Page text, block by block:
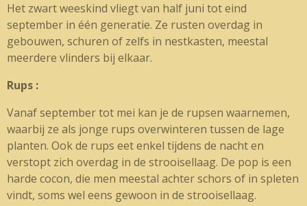
Het zwart weeskind vliegt van half juni tot eind
september in één generatie. Ze rusten overdag in
gebouwen, schuren of zelfs in nestkasten, meestal
meerdere vlinders bij elkaar.
Rups :
Vanaf september tot mei kan je de rupsen waarnemen,
waarbij ze als jonge rups overwinteren tussen de lage
planten. Ook de rups eet enkel tijdens de nacht en
verstopt zich overdag in de strooisellaag. De pop is een
harde cocon, die men meestal achter schors of in spleten
vindt, soms wel eens gewoon in de strooisellaag.